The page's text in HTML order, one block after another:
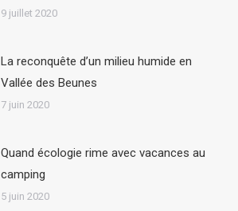
9 juillet 2020
La reconquête d’un milieu humide en
Vallée des Beunes
7 juin 2020
Quand écologie rime avec vacances au
camping
5 juin 2020